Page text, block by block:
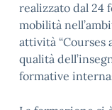
realizzato dal 24
mobilità
attività “Courses
qualità
formative